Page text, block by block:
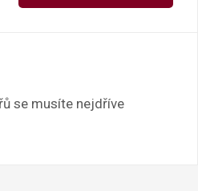
se musíte nejdříve